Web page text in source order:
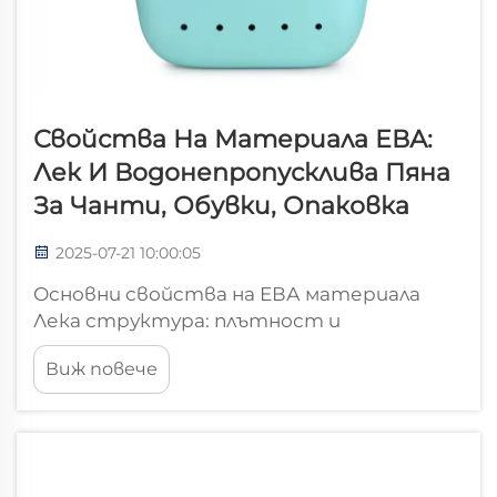
Свойства На Материала ЕВА:
Лек И Водонепропусклива Пяна
За Чанти, Обувки, Опаковка
2025-07-21 10:00:05
Основни свойства на ЕВА материала
Лека структура: плътност и
плаваемост ЕВА означава Етилен Винил
Ацетат, а хората наистина харесват
този материал, защото е изключително
Виж повече